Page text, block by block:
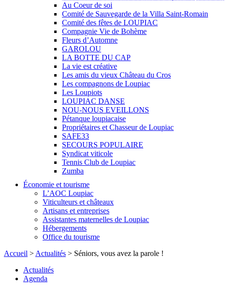
Au Coeur de soi
Comité de Sauvegarde de la Villa Saint-Romain
Comité des fêtes de LOUPIAC
Compagnie Vie de Bohème
Fleurs d’Automne
GAROLOU
LA BOTTE DU CAP
La vie est créative
Les amis du vieux Château du Cros
Les compagnons de Loupiac
Les Loupiots
LOUPIAC DANSE
NOU-NOUS EVEILLONS
Pétanque loupiacaise
Propriétaires et Chasseur de Loupiac
SAFE33
SECOURS POPULAIRE
Syndicat viticole
Tennis Club de Loupiac
Zumba
Économie et tourisme
L’AOC Loupiac
Viticulteurs et châteaux
Artisans et entreprises
Assistantes maternelles de Loupiac
Hébergements
Office du tourisme
Accueil > Actualités > Séniors, vous avez la parole !
Actualités
Agenda